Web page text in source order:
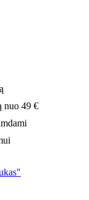
nuo 49 €